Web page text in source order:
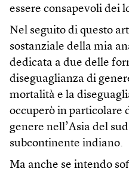
essere consapevoli dei
Nel seguito di questo
sostanziale della mia
dedicata a due delle
diseguaglianza di
mortalità e la
occuperò in particolare
genere nell’Asia del
subcontinente indiano.
Ma anche se intendo